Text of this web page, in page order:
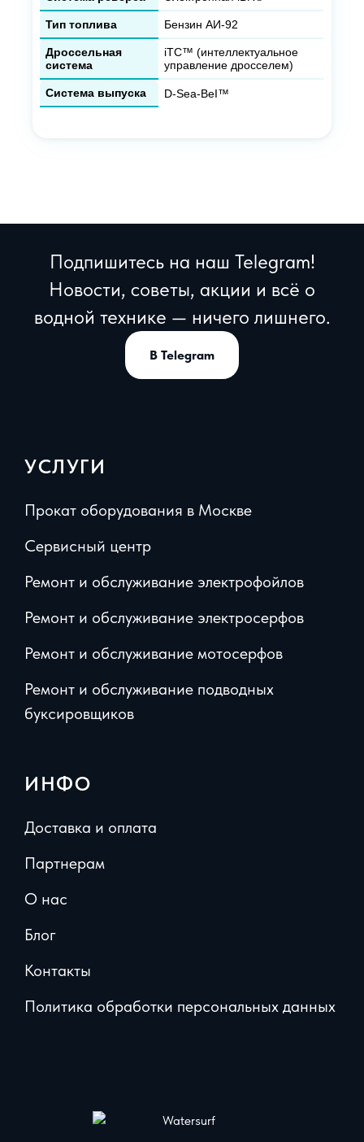
Тип топлива Бензин АИ-92
Дроссельная
система
iTC™ (интеллектуальное
управление дросселем)
Система выпуска D-Sea-BeI™
Подпишитесь на наш Telegram!
Новости, советы, акции и всё о
водной технике — ничего лишнего.
В Telegram
УСЛУГИ
Прокат оборудования в Москве
Сервисный центр
Ремонт и обслуживание электрофойлов
Ремонт и обслуживание электросерфов
Ремонт и обслуживание мотосерфов
Ремонт и обслуживание подводных
буксировщиков
ИНФО
Доставка и оплата
Партнерам
О нас
Блог
Контакты
Политика обработки персональных данных